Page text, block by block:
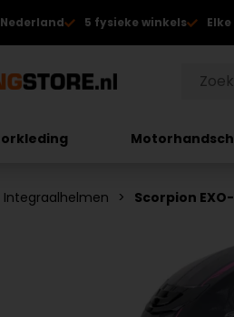
5 fysieke winkels
Integraalhelmen Scorpion